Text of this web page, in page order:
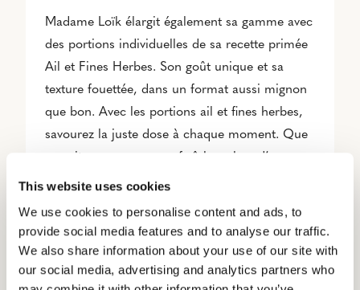
This website uses cookies
We use cookies to personalise content and ads, to
provide social media features and to analyse our traffic.
We also share information about your use of our site with
our social media, advertising and analytics partners who
Madame Loïk élargit également sa gamme avec
des portions individuelles de sa recette primée
Ail et Fines Herbes. Son goût unique et sa
texture fouettée, dans un format aussi mignon
que bon. Avec les portions ail et fines herbes,
savourez la juste dose à chaque moment. Que
ce soit pour une pause fraîcheur lors d’un
pique-nique ou une tartine pleine de
partout.